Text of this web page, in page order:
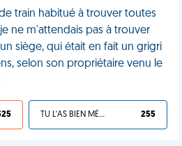
train habitué à trouver toutes
ne m'attendais pas à trouver
siège, qui était en fait un grigri
selon son propriétaire venu le
TU L'AS BIEN MÉRITÉ 255